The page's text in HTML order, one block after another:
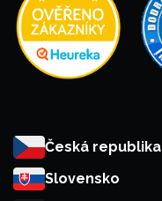
Česká republika
Slovensko